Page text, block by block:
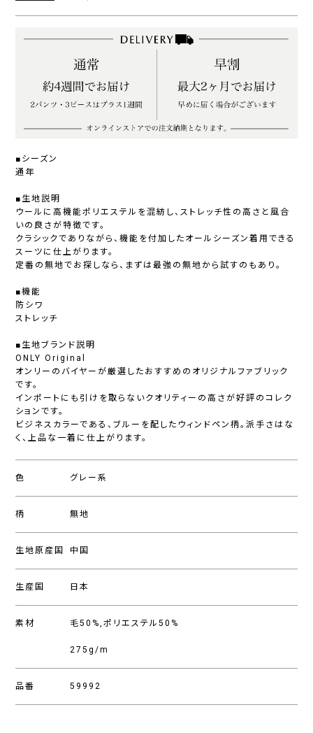
■シーズン
通年
■生地説明
ウールに高機能ポリエステルを混紡し、ストレッチ性の高さと風合
いの良さが特徴です。
クラシックでありながら、機能を付加したオールシーズン着用できる
スーツに仕上がります。
定番の無地でお探しなら、まずは最強の無地から試すのもあり。
■機能
防シワ
ストレッチ
■生地ブランド説明
ONLY Original
オンリーのバイヤーが厳選したおすすめのオリジナルファブリック
です。
インポートにも引けを取らないクオリティーの高さが好評のコレク
ションです。
ビジネスカラーである、ブルーを配したウィンドペン柄。派手さはな
く、上品な一着に仕上がります。
色 グレー系
柄 無地
生地原産国 中国
生産国 日本
素材 毛50%,ポリエステル50%
275g/m
品番 59992